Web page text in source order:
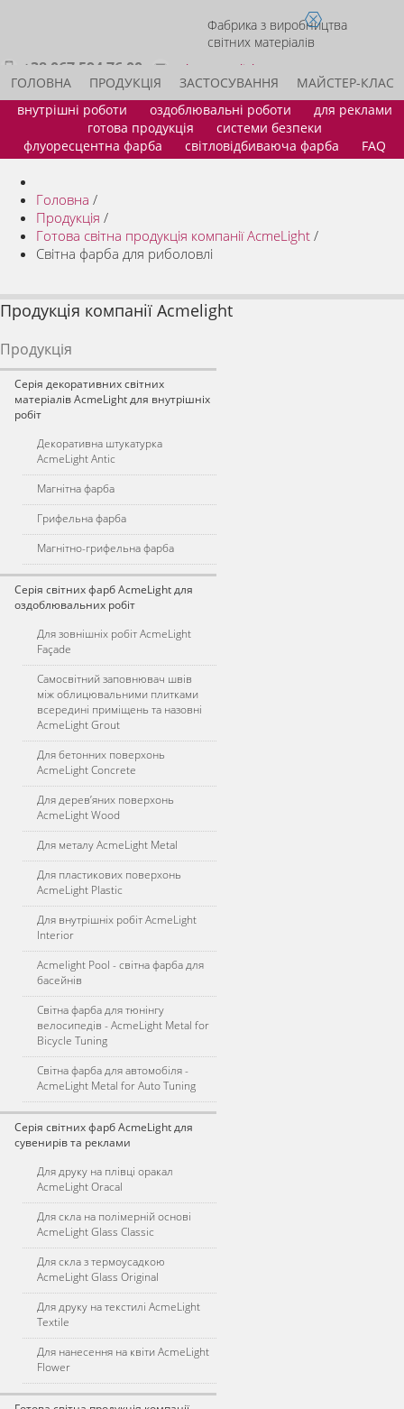
Фабрика з виробництва
світних матеріалів
+38 067 594 76 00 sales@acmelight.com.ua
ГОЛОВНА ПРОДУКЦІЯ ЗАСТОСУВАННЯ МАЙСТЕР-КЛАС
ІДЕЇ ДЛЯ БІЗНЕСУ СТАТИ ДИЛЕРОМ КОНТАКТИ
внутрішні роботи оздоблювальні роботи
для реклами
готова продукція
системи безпеки
флуоресцентна фарба
світловідбиваюча фарба FAQ
Головна /
Продукція /
Готова світна продукція компанії AcmeLight /
Світна фарба для риболовлі
Продукція компанії Acmelight
Продукція
Серія декоративних світних
матеріалів AcmeLight для внутрішніх
робіт
Декоративна штукатурка
AcmeLight Antic
Магнітна фарба
Грифельна фарба
Магнітно-грифельна фарба
Серія світних фарб AcmeLight для
оздоблювальних робіт
Для зовнішніх робіт AcmeLight
Façade
Самосвітний заповнювач швів
між облицювальними плитками
всередині приміщень та назовні
AcmeLight Grout
Для бетонних поверхонь
AcmeLight Concrete
Для дерев’яних поверхонь
AcmeLight Wood
Для металу AcmeLight Metal
Для пластикових поверхонь
AcmeLight Plastic
Для внутрішніх робіт AcmeLight
Interior
Acmelight Pool - світна фарба для
басейнів
Світна фарба для тюнінгу
велосипедів - AcmeLight Metal for
Bicycle Tuning
Світна фарба для автомобіля -
AcmeLight Metal for Auto Tuning
Серія світних фарб AcmeLight для
сувенирів та реклами
Для друку на плівці оракал
AcmeLight Oracal
Для скла на полімерній основі
AcmeLight Glass Classic
Для скла з термоусадкою
AcmeLight Glass Original
Для друку на текстилі AcmeLight
Textile
Для нанесення на квіти AcmeLight
Flower